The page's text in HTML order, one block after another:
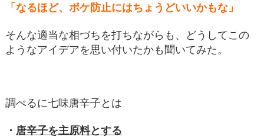
「なるほど、ボケ防止にはちょうどいいかもな」
そんな適当な相づちを打ちながらも、どうしてこの
ようなアイデアを思い付いたかも聞いてみた。
調べるに七味唐辛子とは
・ 唐辛子を主原料とする